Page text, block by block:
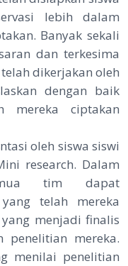
lebih dalam
Banyak sekali
dan terkesima
dikerjakan oleh
dengan baik
mereka ciptakan
oleh siswa siswi
research. Dalam
tim dapat
telah mereka
menjadi finalis
penelitian mereka.
menilai penelitian